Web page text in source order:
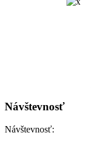
Návštevnosť
Návštevnosť: